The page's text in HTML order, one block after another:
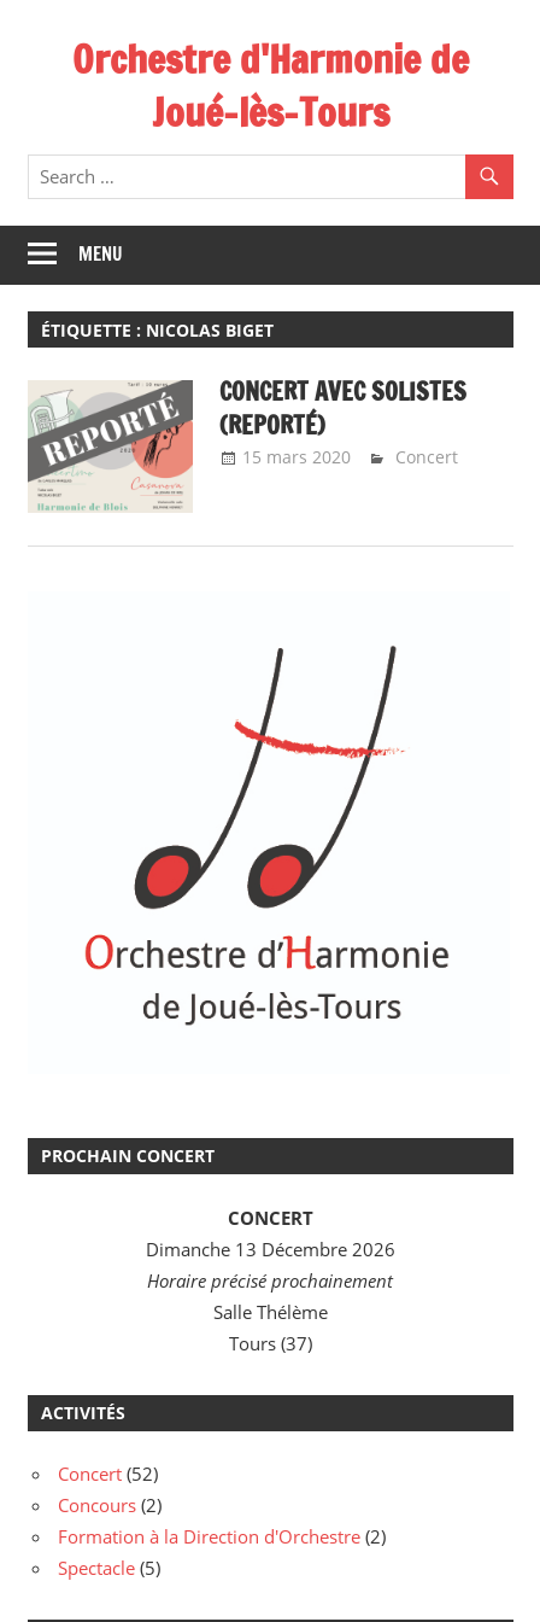
Orchestre d'Harmonie de
Joué-lès-Tours
MENU
ÉTIQUETTE : NICOLAS BIGET
CONCERT AVEC SOLISTES
(REPORTÉ)
15 mars 2020 Emeline Design
Concert
PROCHAIN CONCERT
CONCERT
Dimanche 13 Décembre 2026
Horaire précisé prochainement
Salle Thélème
Tours (37)
ACTIVITÉS
Concert (52)
Concours (2)
Formation à la Direction d'Orchestre (2)
Spectacle (5)